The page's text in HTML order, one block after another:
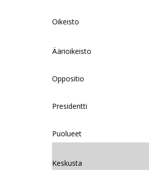
Oikeisto
Äärioikeisto
Oppositio
Presidentti
Puolueet
Keskusta